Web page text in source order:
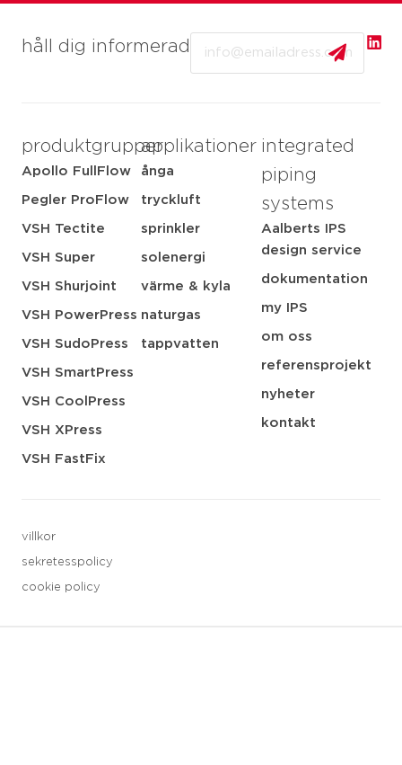
håll dig informerad
produktgrupper
Apollo FullFlow
Pegler ProFlow
VSH Tectite
VSH Super
VSH Shurjoint
VSH PowerPress
VSH SudoPress
VSH SmartPress
VSH CoolPress
VSH XPress
VSH FastFix
applikationer
ånga
tryckluft
sprinkler
solenergi
värme & kyla
naturgas
tappvatten
integrated
piping
systems
Aalberts IPS
design service
dokumentation
my IPS
om oss
referensprojekt
nyheter
kontakt
villkor
sekretesspolicy
cookie policy